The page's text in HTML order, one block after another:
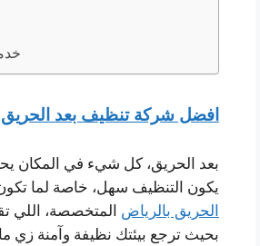
افضل شركة تنظيف بعد الحريق
بعد الحريق، كل شيء في المكان
يكون التنظيف سهل، خاصة لما تكون
الحريق بالرياض المتخصصة، اللي
بحيث ترجع بيئتك نظيفة وآمنة زي